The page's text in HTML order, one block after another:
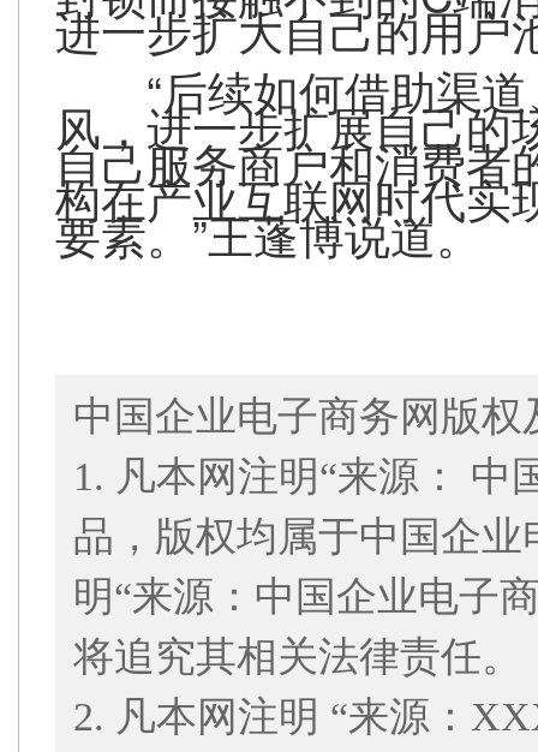
进一步扩大自己的用户
“后续如何借助渠
风，进一步扩展自己
自己服务商户和消费者
构在产业互联网时代实
要素。”王蓬博说道。
中国企业电子商务网版权
1. 凡本网注明“来源： 中
品，版权均属于中国企
明“来源：中国企业电子
将追究其相关法律责任。
2. 凡本网注明 “来源：